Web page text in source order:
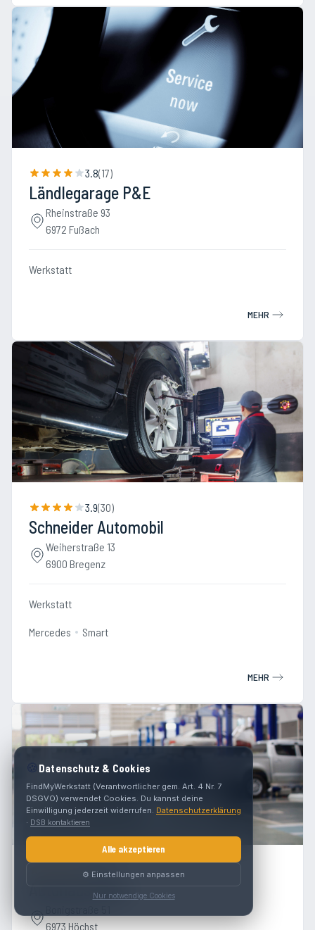
3.8(17)
Ländlegarage P&E
Rheinstraße 93
6972 Fußach
Werkstatt
MEHR
3.9(30)
Schneider Automobil
Weiherstraße 13
6900 Bregenz
Werkstatt
Mercedes Smart
MEHR
4.9(10)
Autohaus Rensi
6973 Höchst
🍪 Datenschutz & Cookies
FindMyWerkstatt (Verantwortlicher gem. Art. 4 Nr. 7
DSGVO) verwendet Cookies. Du kannst deine
Einwilligung jederzeit widerrufen. Datenschutzerklärung
· DSB kontaktieren
Alle akzeptieren
⚙️ Einstellungen anpassen
Nur notwendige Cookies